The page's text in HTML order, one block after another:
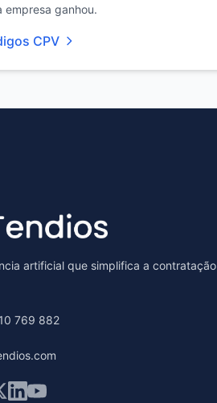
empresa ganhou.
CPV
artificial que simplifica a contratação
769 882
LinkedIn
YouTube